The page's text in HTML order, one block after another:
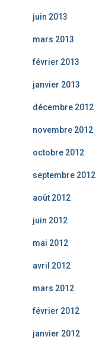
juin 2013
mars 2013
février 2013
janvier 2013
décembre 2012
novembre 2012
octobre 2012
septembre 2012
août 2012
juin 2012
mai 2012
avril 2012
mars 2012
février 2012
janvier 2012